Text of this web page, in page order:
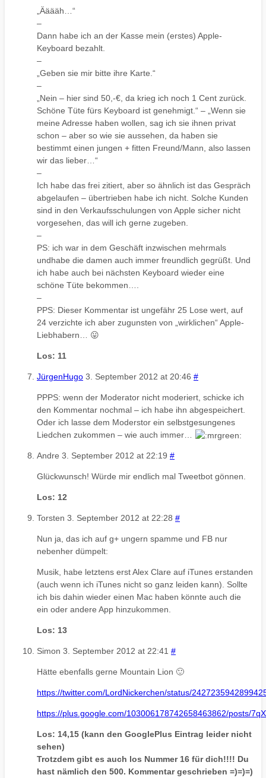
„Ääääh…“
–
Dann habe ich an der Kasse mein (erstes) Apple-
Keyboard bezahlt.
–
„Geben sie mir bitte ihre Karte.“
–
„Nein – hier sind 50,-€, da krieg ich noch 1 Cent zurück.
Schöne Tüte fürs Keyboard ist genehmigt.“ – „Wenn sie
meine Adresse haben wollen, sag ich sie ihnen privat
schon – aber so wie sie aussehen, da haben sie
bestimmt einen jungen + fitten Freund/Mann, also lassen
wir das lieber…“
–
Ich habe das frei zitiert, aber so ähnlich ist das Gespräch
abgelaufen – übertrieben habe ich nicht. Solche Kunden
sind in den Verkaufsschulungen von Apple sicher nicht
vorgesehen, das will ich gerne zugeben.
–
PS: ich war in dem Geschäft inzwischen mehrmals
undhabe die damen auch immer freundlich gegrüßt. Und
ich habe auch bei nächsten Keyboard wieder eine
schöne Tüte bekommen….
–
PPS: Dieser Kommentar ist ungefähr 25 Lose wert, auf
24 verzichte ich aber zugunsten von „wirklichen“ Apple-
Liebhabern… 😛
Los: 11
JürgenHugo 3. September 2012 at 20:46 #
PPPS: wenn der Moderator nicht moderiert, schicke ich
den Kommentar nochmal – ich habe ihn abgespeichert.
Oder ich lasse dem Moderstor ein selbstgesungenes
Liedchen zukommen – wie auch immer…
Andre 3. September 2012 at 22:19 #
Glückwunsch! Würde mir endlich mal Tweetbot gönnen.
Los: 12
Torsten 3. September 2012 at 22:28 #
Nun ja, das ich auf g+ ungern spamme und FB nur
nebenher dümpelt:
Musik, habe letztens erst Alex Clare auf iTunes erstanden
(auch wenn ich iTunes nicht so ganz leiden kann). Sollte
ich bis dahin wieder einen Mac haben könnte auch die
ein oder andere App hinzukommen.
Los: 13
Simon 3. September 2012 at 22:41 #
Hätte ebenfalls gerne Mountain Lion 🙂
https://twitter.com/LordNickerchen/status/
https://plus.google.com/103006178742658463862/posts/
Los: 14,15 (kann den GooglePlus Eintrag leider nicht
sehen)
Trotzdem gibt es auch los Nummer 16 für dich!!!! Du
hast nämlich den 500. Kommentar geschrieben =)=)=)